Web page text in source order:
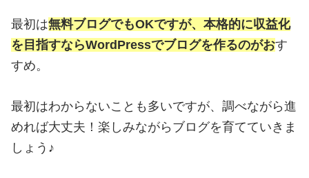
最初は無料ブログでもOKですが、本格的に収益化
を目指すならWordPressでブログを作るのがおす
すめ。
最初はわからないことも多いですが、調べながら進
めれば大丈夫！楽しみながらブログを育てていきま
しょう♪